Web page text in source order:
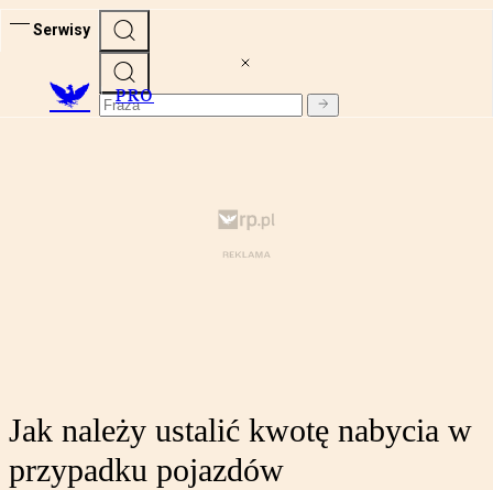
Serwisy
PRO
Jak należy ustalić kwotę nabycia w
przypadku pojazdów